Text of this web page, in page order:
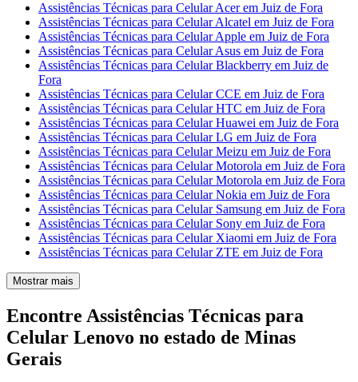
Assistências Técnicas para Celular Acer em Juiz de Fora
Assistências Técnicas para Celular Alcatel em Juiz de Fora
Assistências Técnicas para Celular Apple em Juiz de Fora
Assistências Técnicas para Celular Asus em Juiz de Fora
Assistências Técnicas para Celular Blackberry em Juiz de
Fora
Assistências Técnicas para Celular CCE em Juiz de Fora
Assistências Técnicas para Celular HTC em Juiz de Fora
Assistências Técnicas para Celular Huawei em Juiz de Fora
Assistências Técnicas para Celular LG em Juiz de Fora
Assistências Técnicas para Celular Meizu em Juiz de Fora
Assistências Técnicas para Celular Motorola em Juiz de Fora
Assistências Técnicas para Celular Motorola em Juiz de Fora
Assistências Técnicas para Celular Nokia em Juiz de Fora
Assistências Técnicas para Celular Samsung em Juiz de Fora
Assistências Técnicas para Celular Sony em Juiz de Fora
Assistências Técnicas para Celular Xiaomi em Juiz de Fora
Assistências Técnicas para Celular ZTE em Juiz de Fora
Mostrar mais
Encontre Assistências Técnicas para
Celular Lenovo no estado de Minas
Gerais